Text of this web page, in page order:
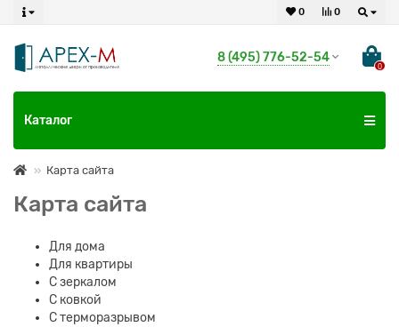
0
0
8 (495) 776-52-54
0
Каталог
Карта сайта
Карта сайта
Для дома
Для квартиры
С зеркалом
С ковкой
С терморазрывом